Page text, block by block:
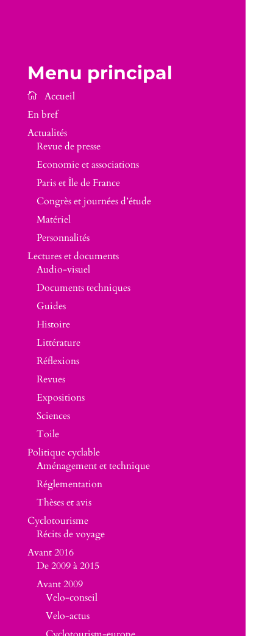
Menu principal
En bref
Actualités
Revue de presse
Economie et associations
Paris et Île de France
Congrès et journées d’étude
Matériel
Personnalités
Lectures et documents
Audio-visuel
Documents techniques
Guides
Histoire
Littérature
Réflexions
Revues
Expositions
Sciences
Toile
Politique cyclable
Aménagement et technique
Réglementation
Thèses et avis
Cyclotourisme
Récits de voyage
Avant 2016
De 2009 à 2015
Avant 2009
Velo-conseil
Velo-actus